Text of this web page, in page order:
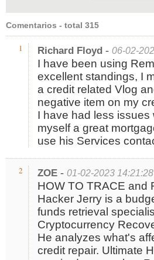
Comentarios - total 315
1 Richard Floyd- 06-02-
I have been using
excellent standings, I
a credit related Vlog
negative item on my
I have had less
myself a great
use his Services
2 ZOE- 01-02-2023 14:21:28
HOW TO TRACE and
Hacker Jerry is a
funds retrieval
Cryptocurrency
He analyzes what's
credit repair. Ultimate